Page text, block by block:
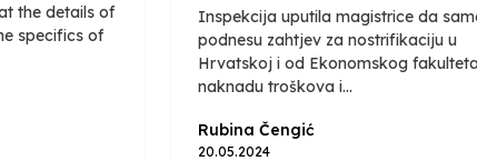
the details of
specifics of
Inspekcija uputila magistrice da
podnesu zahtjev za nostrifikaciju u
Hrvatskoj i od Ekonomskog
naknadu troškova i...
Rubina Čengić
20.05.2024